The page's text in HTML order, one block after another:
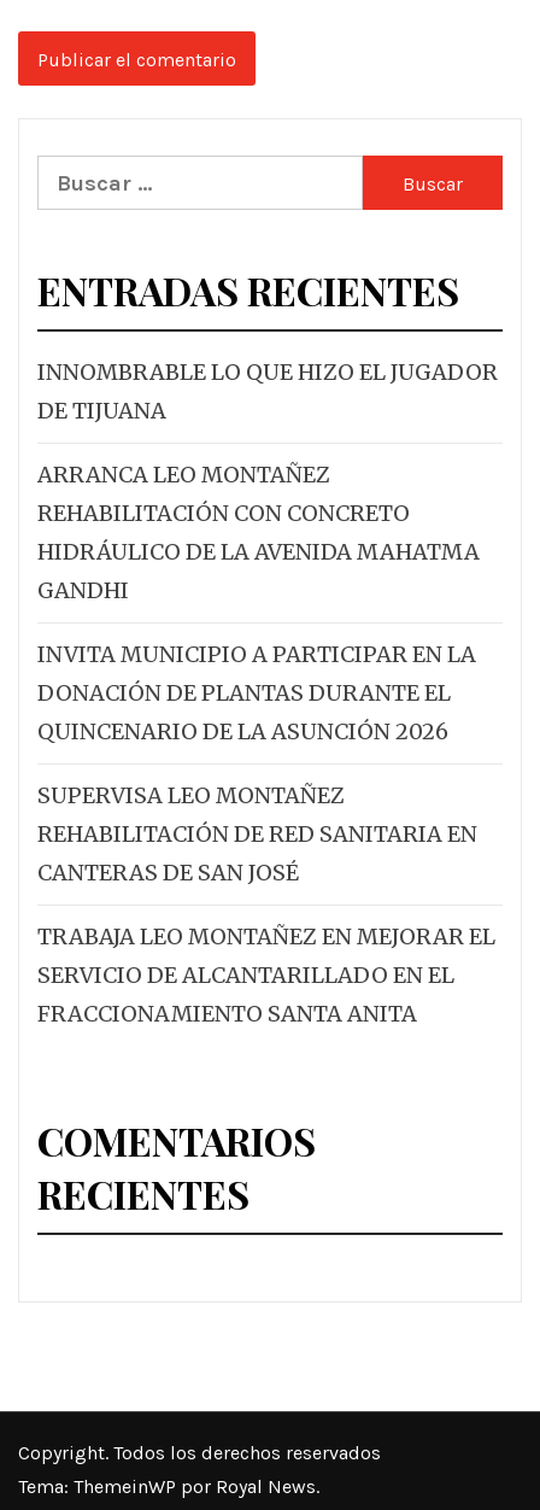
Buscar:
ENTRADAS RECIENTES
INNOMBRABLE LO QUE HIZO EL JUGADOR
DE TIJUANA
ARRANCA LEO MONTAÑEZ
REHABILITACIÓN CON CONCRETO
HIDRÁULICO DE LA AVENIDA MAHATMA
GANDHI
INVITA MUNICIPIO A PARTICIPAR EN LA
DONACIÓN DE PLANTAS DURANTE EL
QUINCENARIO DE LA ASUNCIÓN 2026
SUPERVISA LEO MONTAÑEZ
REHABILITACIÓN DE RED SANITARIA EN
CANTERAS DE SAN JOSÉ
TRABAJA LEO MONTAÑEZ EN MEJORAR EL
SERVICIO DE ALCANTARILLADO EN EL
FRACCIONAMIENTO SANTA ANITA
COMENTARIOS
RECIENTES
Copyright. Todos los derechos reservados
Tema: ThemeinWP por Royal News.